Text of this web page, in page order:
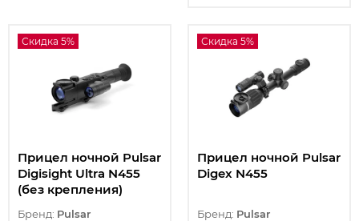
Скидка 5%
Прицел ночной Pulsar
Digisight Ultra N455
(без крепления)
Бренд: Pulsar
Скидка 5%
Прицел ночной Pulsar
Digex N455
Бренд: Pulsar